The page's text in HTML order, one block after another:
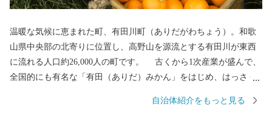
温暖な気候に恵まれた町、有田川町（ありだがわちょう）。和歌
山県中央部の北寄りに位置し、高野山を源流とする有田川が東西
に流れる人口約26,000人の町です。 古くから1次産業が盛んで、
全国的にも有名な「有田（ありだ）みかん」をはじめ、はっさく
椒」の栽培が活発に行われるなど、自然に恵まれた町です。また
自治体紹介をもっと見る